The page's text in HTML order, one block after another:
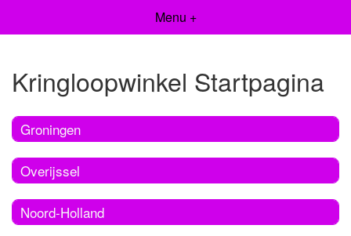
Menu +
Kringloopwinkel Startpagina
Groningen
Overijssel
Noord-Holland